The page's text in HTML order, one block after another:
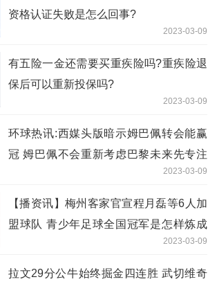
资格认证失败是怎么回事?
2023-03-09
有五险一金还需要买重疾险吗?重疾险退
保后可以重新投保吗?
2023-03-09
环球热讯:西媒头版暗示姆巴佩转会能赢
冠 姆巴佩不会重新考虑巴黎未来先专注
2023-03-09
【播资讯】梅州客家官宣程月磊等6人加
盟球队 青少年足球全国冠军是怎样炼成
2023-03-09
拉文29分公牛始终掘金四连胜 武切维奇